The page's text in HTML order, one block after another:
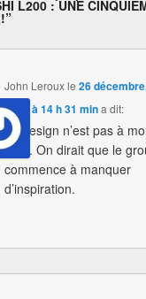
L200 : UNE
”
John Lerouxle26
2014 à 14 h 31 mina dit:
Le design n’est pas à
goût. On dirait que le
commence à manquer
d’inspiration.